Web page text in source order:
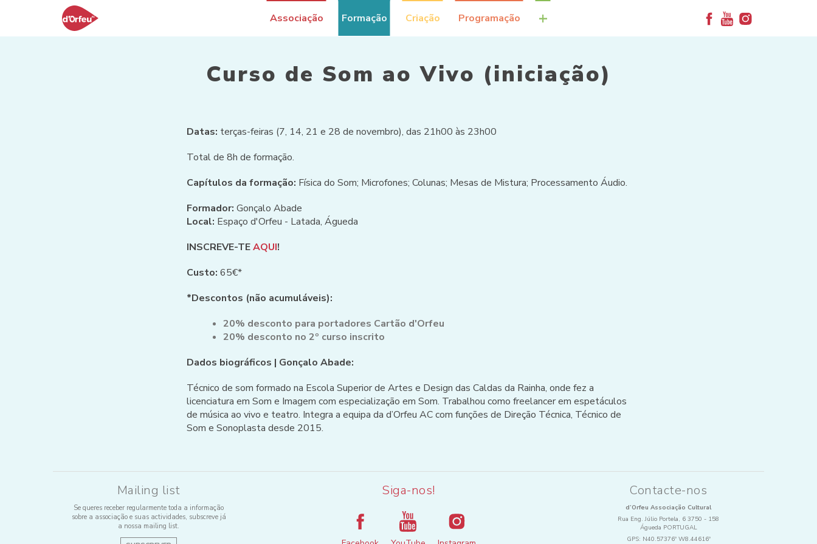
Associação Formação Criação Programação +
Curso de Som ao Vivo (iniciação)
Datas: terças-feiras (7, 14, 21 e 28 de novembro), das 21h00 às 23h00
Total de 8h de formação.
Capítulos da formação: Física do Som; Microfones; Colunas; Mesas de Mistura; Processamento Áudio.
Formador: Gonçalo Abade
Local: Espaço d'Orfeu - Latada, Águeda
INSCREVE-TEAQUI!
Custo: 65€*
*Descontos (não acumuláveis):
20% desconto para portadores Cartão d'Orfeu
20% desconto no 2º curso inscrito
Dados biográficos | Gonçalo Abade:
Técnico de som formado na Escola Superior de Artes e Design das Caldas da Rainha, onde fez a
licenciatura em Som e Imagem com especialização em Som. Trabalhou como freelancer em espetáculos
de música ao vivo e teatro. Integra a equipa da d’Orfeu AC com funções de Direção Técnica, Técnico de
Som e Sonoplasta desde 2015.
Mailing list
Se queres receber regularmente toda a informação
sobre a associação e suas actividades, subscreve já
a nossa mailing list.
Siga-nos! Contacte-nos
d’Orfeu Associação Cultural
Rua Eng. Júlio Portela, 6 3750 - 158
Águeda PORTUGAL
GPS: N40.57376º W8.44616º